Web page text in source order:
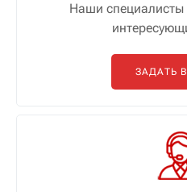
Наши специалисты
ЗАДАТЬ